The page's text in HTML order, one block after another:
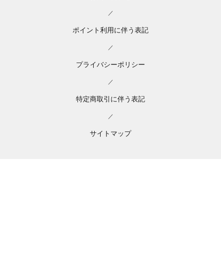
／
ポイント利用に伴う表記
／
プライバシーポリシー
／
特定商取引に伴う表記
／
サイトマップ